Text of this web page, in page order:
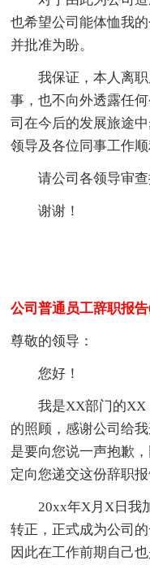
也希望公司能体恤我
并批准为盼。
我保证，本人离职
事，也不向外透露任
司在今后的发展旅途
领导及各位同事工作顺
请公司各领导审查
谢谢！
公司普通员工辞职报告
尊敬的领导：
您好！
我是XX部门的XX
的照顾，感谢公司给
是要向您说一声抱歉
定向您递交这份辞职报
20xx年X月X日我加
转正，正式成为公司
因此在工作前期自己